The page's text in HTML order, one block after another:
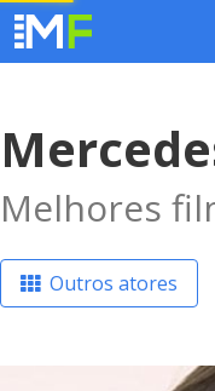
Melhores
Outros atores